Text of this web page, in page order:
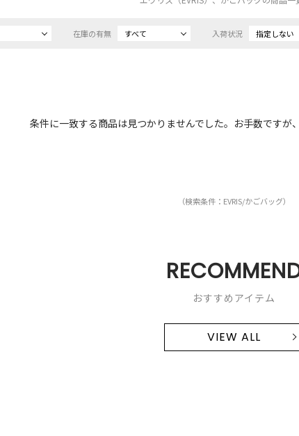
在庫の有無 すべて 入荷状況 指定しない
条件に一致する商品は見つかりませんでした。お手数ですが
（検索条件：EVRIS/かごバッグ）
おすすめアイテム
VIEW ALL